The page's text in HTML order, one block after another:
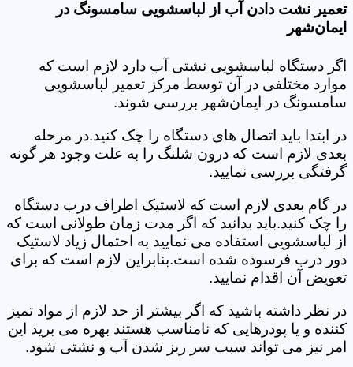
تعمیر نشت دادن آب از لباسشویی سامسونگ در
ایمان‌شهر
اگر دستگاه لباسشویی نشتی آب دارد لازم است که
موارد مختلفی در آن توسط مرکز تعمیر لباسشویی
سامسونگ در ایمان‌شهر بررسی شوند.
در ابتدا باید اتصال های دستگاه را چک کنید.در مرحله
بعدی لازم است که درون شلنگ را به علت وجود هر گونه
گرفتگی بررسی نمایید.
در گام بعدی لازم است که لاستیک اطراف درب دستگاه
را چک کنید.باید بدانید که اگر مدت زمان طولانی است که
از لباسشویی استفاده می نمایید به احتمال زیاد لاستیک
دور درب فرسوده شده است.بنابراین لازم است که برای
تعویض آن اقدام نمایید.
در نظر داشته باشید که اگر بیشتر از حد لازم از مواد تمیز
کننده و یا پودرهایی که نامناسب هستند بهره می برید این
امر نیز می تواند سبب سر ریز شدن آب و نشتی شود.